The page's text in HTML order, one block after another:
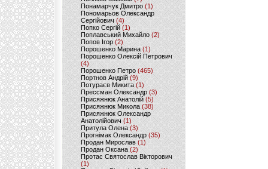
Понамарчук Дмитро (1)
Пономарьов Олександр
Сергійович(4)
Попко Сергій (1)
Поплавський Михайло (2)
Попов Ігор(2)
Порошенко Марина (1)
Порошенко Олексій Петрович
(4)
Порошенко Петро (465)
Портнов Андрій (9)
Потураєв Микита(1)
Прессман Олександр(3)
Присяжнюк Анатолій (5)
Присяжнюк Микола (38)
Присяжнюк Олександр
Анатолійович (1)
Притула Олена (3)
Прогнімак Олександр(35)
Продан Мирослав(1)
Продан Оксана (2)
Протас Святослав Вікторович
(1)